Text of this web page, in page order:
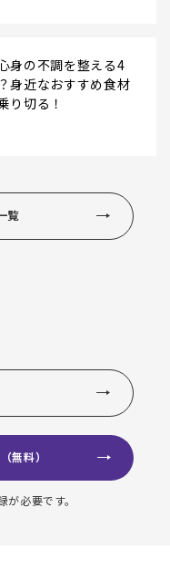
身の不調を整える4
身近なおすすめ食材
り切る！
覧
無料）
必要です。